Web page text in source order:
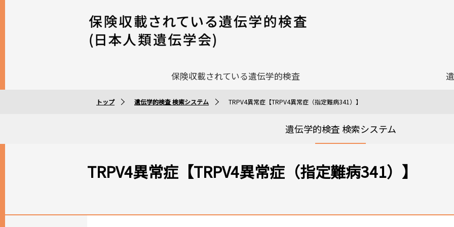
保険収載されている遺伝学的検査
トップ 遺伝学的検査 検索システム TRPV4異常症【TRPV4異常症（指定難病341）】
遺伝学的検査 検索システム
TRPV4異常症【TRPV4異常症（指定難病341）】